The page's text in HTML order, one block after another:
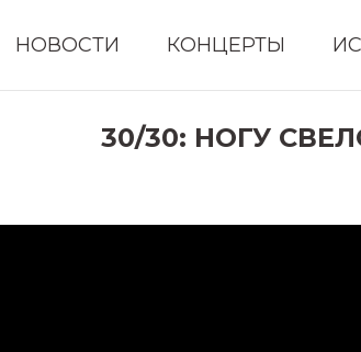
НОВОСТИ КОНЦЕРТЫ
30/30: НОГУ